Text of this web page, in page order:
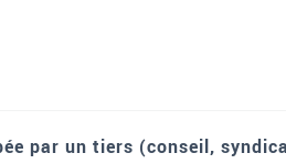
par un tiers (conseil,